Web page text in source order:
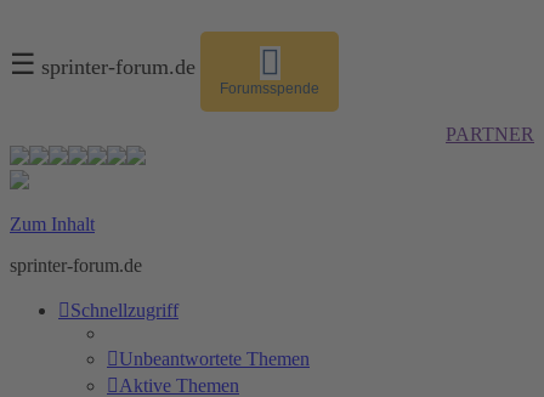
☰ sprinter-forum.de
Forumsspende
PARTNER
Zum Inhalt
sprinter-forum.de
Schnellzugriff
Unbeantwortete Themen
Aktive Themen